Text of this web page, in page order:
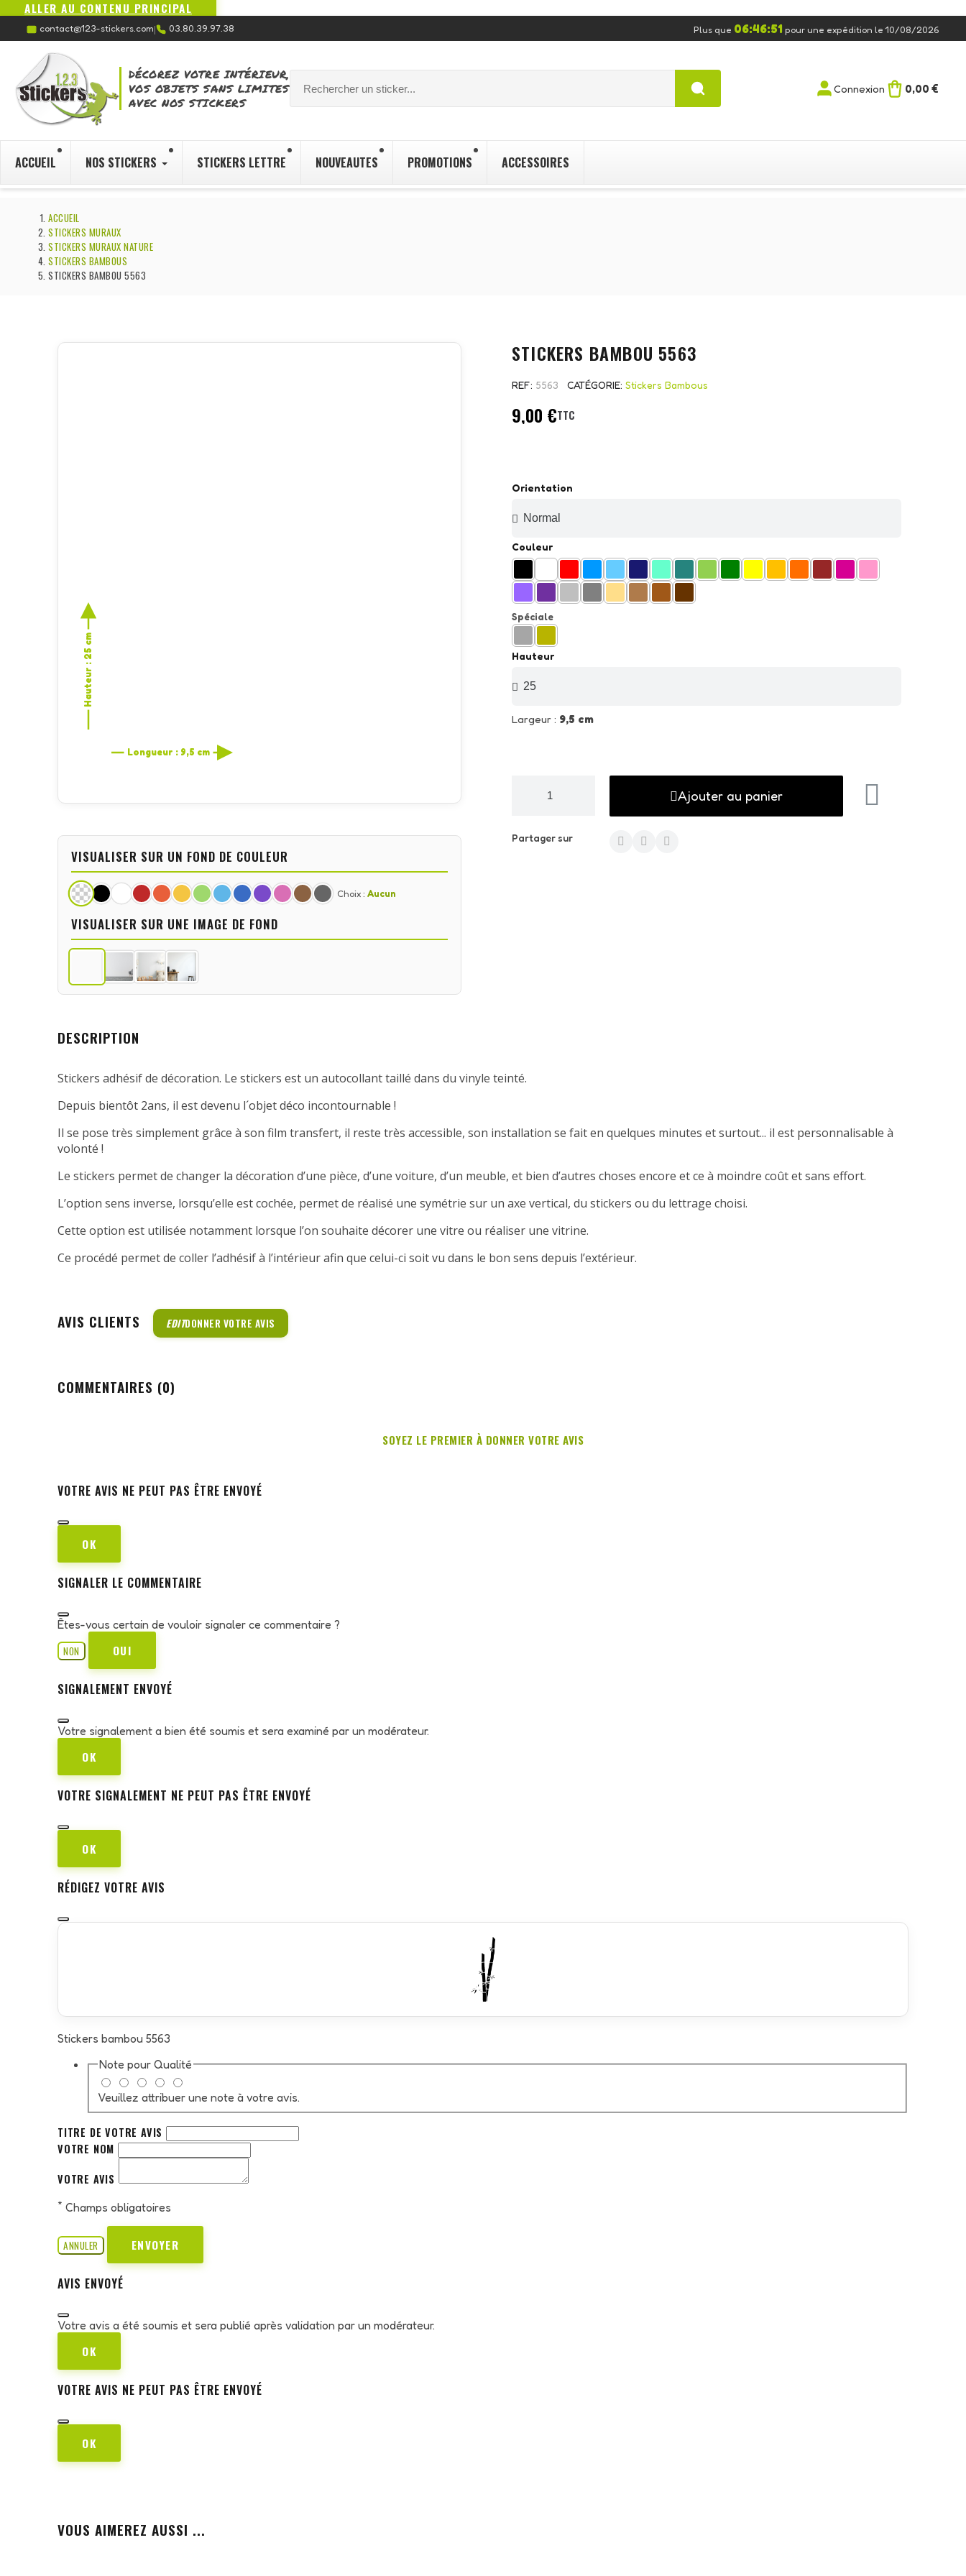
ALLER AU CONTENU PRINCIPAL
contact@123-stickers.com| 03.80.39.97.38 Plus que 06:46:50 pour une expédition le 10/08/2026
DÉCOREZ VOTRE INTÉRIEUR,
VOS OBJETS SANS LIMITES
AVEC NOS STICKERS
Connexion 0,00 €
ACCUEIL NOS STICKERS STICKERS LETTRE NOUVEAUTES PROMOTIONS ACCESSOIRES
ACCUEIL
STICKERS MURAUX
STICKERS MURAUX NATURE
STICKERS BAMBOUS
STICKERS BAMBOU 5563
Hauteur : 25 cm
Longueur : 9,5 cm
VISUALISER SUR UN FOND DE COULEUR
Choix : Aucun
VISUALISER SUR UNE IMAGE DE FOND
STICKERS BAMBOU 5563
REF 5563 CATÉGORIE Stickers Bambous
9,00 €TTC
Orientation
Couleur
Spéciale
Hauteur
Largeur : 9,5 cm
Ajouter au panier
Partager sur
DESCRIPTION
Stickers adhésif de décoration. Le stickers est un autocollant taillé dans du vinyle teinté.
Depuis bientôt 2ans, il est devenu l´objet déco incontournable !
Il se pose très simplement grâce à son film transfert, il reste très accessible, son installation se fait en quelques minutes et surtout... il est personnalisable à
volonté !
Le stickers permet de changer la décoration d’une pièce, d’une voiture, d’un meuble, et bien d’autres choses encore et ce à moindre coût et sans effort.
L’option sens inverse, lorsqu’elle est cochée, permet de réalisé une symétrie sur un axe vertical, du stickers ou du lettrage choisi.
Cette option est utilisée notamment lorsque l’on souhaite décorer une vitre ou réaliser une vitrine.
Ce procédé permet de coller l’adhésif à l’intérieur afin que celui-ci soit vu dans le bon sens depuis l’extérieur.
AVIS CLIENTS EDITDONNER VOTRE AVIS
COMMENTAIRES (0)
SOYEZ LE PREMIER À DONNER VOTRE AVIS
VOTRE AVIS NE PEUT PAS ÊTRE ENVOYÉ
OK
SIGNALER LE COMMENTAIRE
Êtes-vous certain de vouloir signaler ce commentaire ?
NON
OUI
SIGNALEMENT ENVOYÉ
Votre signalement a bien été soumis et sera examiné par un modérateur.
OK
VOTRE SIGNALEMENT NE PEUT PAS ÊTRE ENVOYÉ
OK
RÉDIGEZ VOTRE AVIS
Stickers bambou 5563
Note pour Qualité
Veuillez attribuer une note à votre avis.
TITRE DE VOTRE AVIS
VOTRE NOM
VOTRE AVIS
* Champs obligatoires
ANNULER ENVOYER
AVIS ENVOYÉ
Votre avis a été soumis et sera publié après validation par un modérateur.
OK
VOTRE AVIS NE PEUT PAS ÊTRE ENVOYÉ
OK
VOUS AIMEREZ AUSSI ...